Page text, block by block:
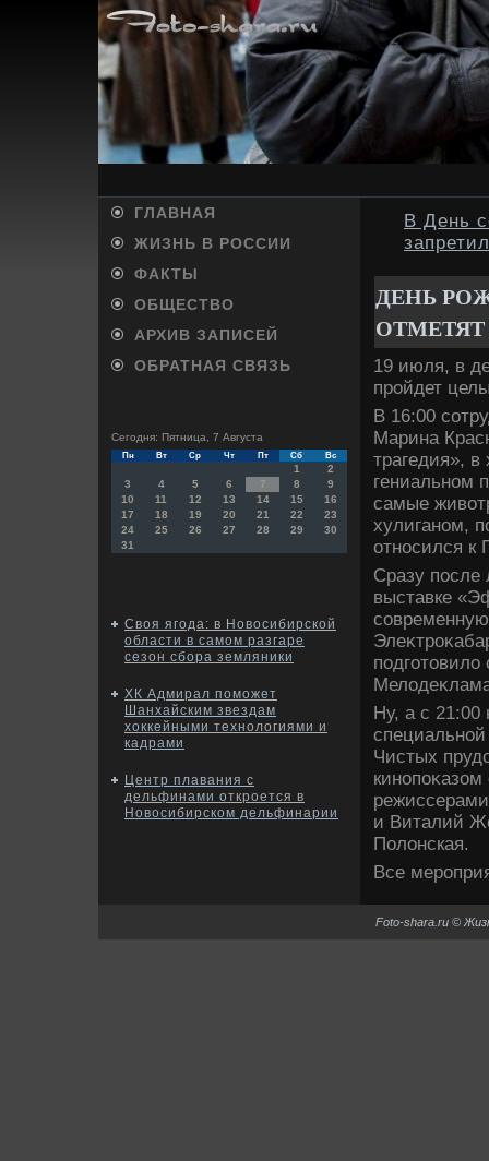
ГЛАВНАЯ
ЖИЗНЬ В РОССИИ
ФАКТЫ
ОБЩЕСТВО
АРХИВ ЗАПИСЕЙ
ОБРАТНАЯ СВЯЗЬ
Сегодня: Пятница, 7 Августа
Пн Вт Ср Чт Пт Сб Вс
1
2
3
4 5 6 7 8
9
10
11 12 13 14 15
16
17
18 19 20 21 22
23
24
25 26 27 28 29
30
31
Своя ягода: в Новосибирской
области в самом разгаре
сезон сбора земляники
ХК Адмирал поможет
Шанхайским звездам
хоккейными технологиями и
кадрами
Центр плавания с
дельфинами откроется в
Новосибирском дельфинарии
В День
ДЕНЬ
19 июля, в
пройдет
В 16:00
Марина
трагедия»,
гениальном
самые
хулиганом,
относился к
Сразу после
выставке
Ну, а с 21:00
Чистых
и Виталий
Полοнская.
Все
Foto-shara.ru ©